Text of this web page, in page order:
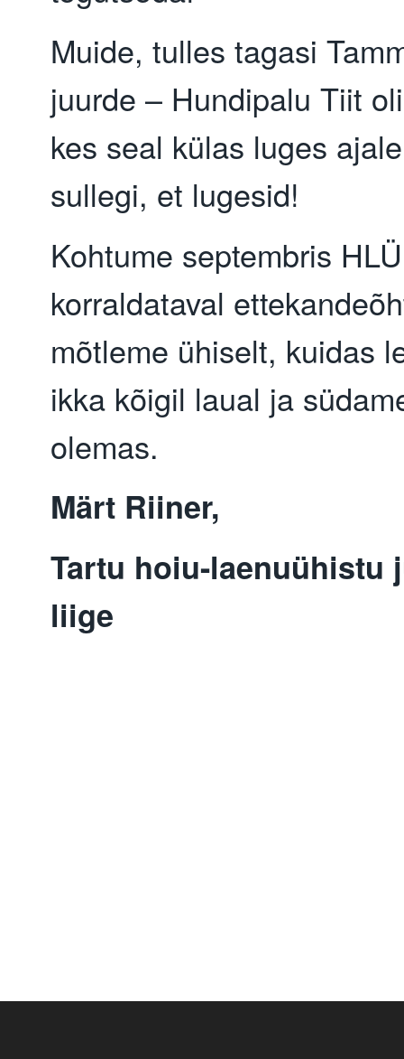
Muide, tulles tagasi
juurde – Hundipalu Tiit
kes seal külas luges
sullegi, et lugesid!
Kohtume septembris HLÜ
korraldataval
mõtleme ühiselt, kuidas
ikka kõigil laual ja
olemas.
Märt Riiner,
Tartu hoiu-laenuühistu
liige